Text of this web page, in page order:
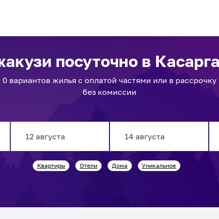
посуточно в
0 вариантов жилья с оплатой частями или в рассрочку
без комиссии
forward
backward
Квартиры Отели Дома Уникальное